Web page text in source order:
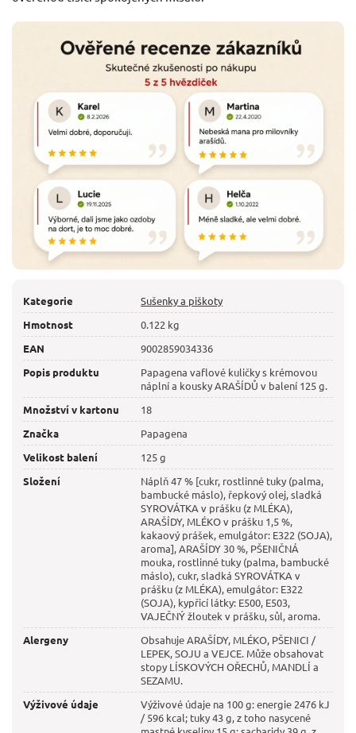
Kategorie
Sušenky a piškoty
Hmotnost
0.122 kg
EAN
9002859034336
Popis produktu
Papagena vaflové kuličky s krémovou
náplní a kousky ARAŠÍDŮ v balení 125 g.
Množství v kartonu
18
Značka
Papagena
Velikost balení
125 g
Složení
Náplň 47 % [cukr, rostlinné tuky (palma,
bambucké máslo), řepkový olej, sladká
SYROVÁTKA v prášku (z MLÉKA),
ARAŠÍDY, MLÉKO v prášku 1,5 %,
kakaový prášek, emulgátor: E322 (SOJA),
aroma], ARAŠÍDY 30 %, PŠENIČNÁ
mouka, rostlinné tuky (palma, bambucké
máslo), cukr, sladká SYROVÁTKA v
prášku (z MLÉKA), emulgátor: E322
(SOJA), kypřicí látky: E500, E503,
VAJEČNÝ žloutek v prášku, sůl, aroma.
Alergeny
Obsahuje ARAŠÍDY, MLÉKO, PŠENICI /
LEPEK, SOJU a VEJCE. Může obsahovat
stopy LÍSKOVÝCH OŘECHŮ, MANDLÍ a
SEZAMU.
Výživové údaje
Výživové údaje na 100 g: energie 2476 kJ
/ 596 kcal; tuky 43 g, z toho nasycené